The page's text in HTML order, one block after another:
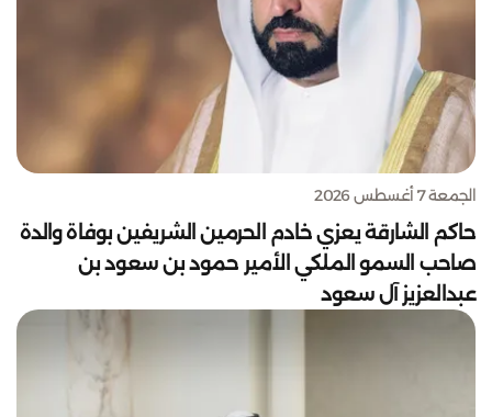
الجمعة 7 أغسطس 2026
حاكم الشارقة يعزي خادم الحرمين الشريفين بوفاة والدة
صاحب السمو الملكي الأمير حمود بن سعود بن
عبدالعزيز آل سعود